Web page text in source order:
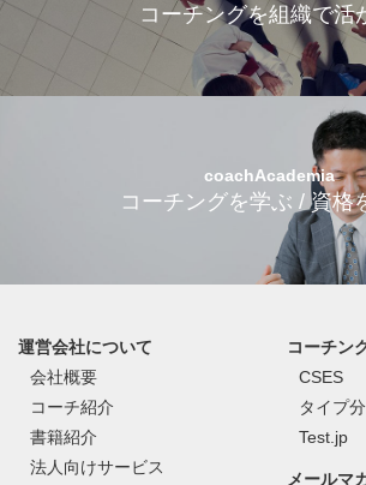
コーチングを組織で活
coachAcademia
コーチングを学ぶ / 資格
運営会社について
会社概要
コーチ紹介
書籍紹介
法人向けサービス
コーチン
CSES
タイプ
Test.jp
メールマ